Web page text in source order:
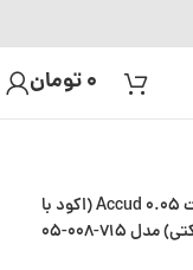
0تومان
تراز صنعتی حباب گرد 20 سانتی متر دقت 0.05 Accud (اکود با
715-008-05